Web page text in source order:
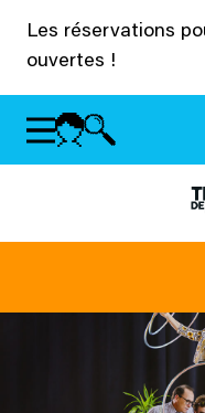
Les réservations
ouvertes !